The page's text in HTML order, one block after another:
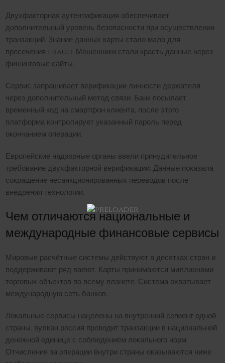
Двухфакторная аутентификация обеспечивает
дополнительный уровень безопасности при осуществлении
транзакций. Знание данных карты стало мало для
пресечения fraud. Мошенники стали красть данные через
фишинговые сайты.
Сервис запрашивает верификации личности держателя
через дополнительный метод связи. Банк посылает
временный код на смартфон клиента, после этого
платформа контролирует указанный пароль перед
окончанием операции.
Европейские надзорные органы ввели принудительное
требование двухфакторной верификации. Данные показала
сокращение несанкционированных переводов после
внедрения технологии.
Чем отличаются национальные и
международные финансовые сервисы
Мировые расчётные системы действуют в десятках стран и
поддерживают ряд валют. Карты принимаются миллионами
торговых объектов по всему планете. Система охватывает
международную сеть банков.
Локальные сервисы нацелены на внутренний сегмент одной
страны. вулкан россия проводит транзакции в национальной
денежной единице с соблюдением локального норм.
Отчисления за операции внутри страны оказываются ниже